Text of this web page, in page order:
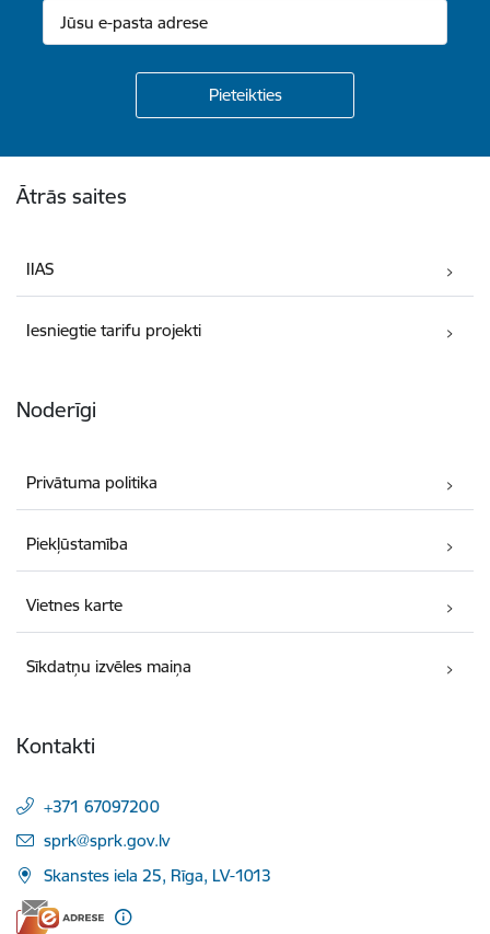
Ātrās saites
IIAS
Iesniegtie tarifu projekti
Noderīgi
Privātuma politika
Piekļūstamība
Vietnes karte
Sīkdatņu izvēles maiņa
Kontakti
+371 67097200
E-pasts:
sprk@sprk.gov.lv
Skanstes iela 25, Rīga, LV-1013